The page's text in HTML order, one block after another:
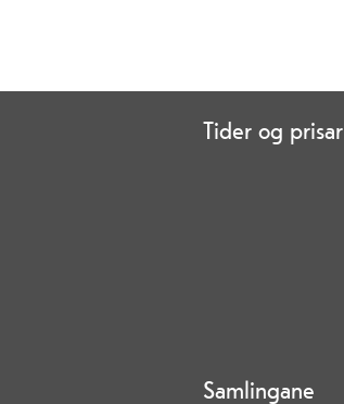
Tider og prisar
Samlingane